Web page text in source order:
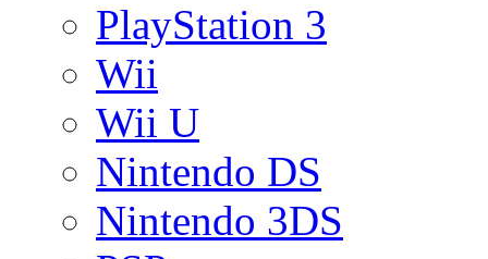
PlayStation 3
Wii
Wii U
Nintendo DS
Nintendo 3DS